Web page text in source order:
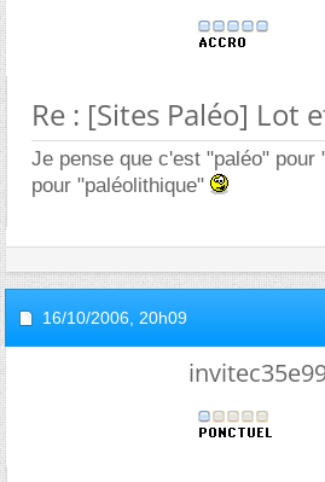
Re : [Sites Paléo] Lot
Je pense que c'est "paléo" pour
pour "paléolithique"
16/10/2006, 20h09